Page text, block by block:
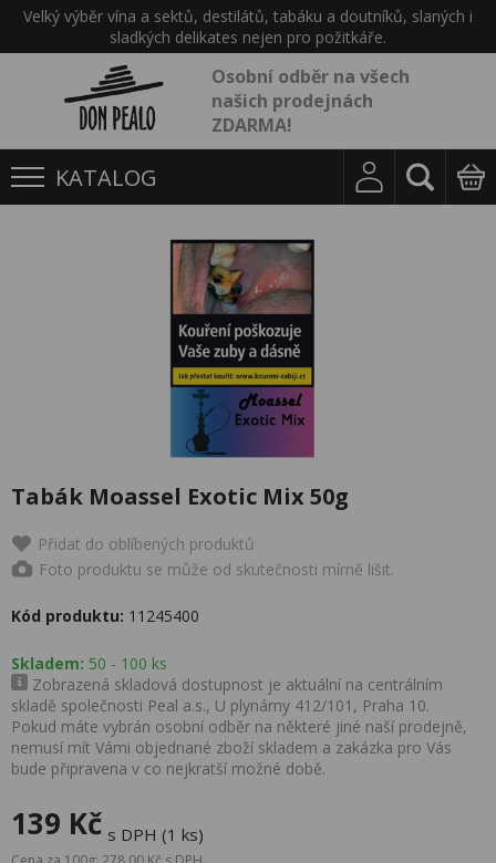
Velký výběr vína a sektů, destilátů, tabáku a doutníků, slaných i
sladkých delikates nejen pro požitkáře.
Osobní odběr na všech
našich prodejnách
ZDARMA!
KATALOG
Tabák Moassel Exotic Mix 50g
Přidat do oblíbených produktů
Foto produktu se může od skutečnosti mírně lišit.
Kód produktu: 11245400
Skladem: 50 - 100 ks
Zobrazená skladová dostupnost je aktuální na centrálním
skladě společnosti Peal a.s., U plynárny 412/101, Praha 10.
Pokud máte vybrán osobní odběr na některé jiné naší prodejně,
nemusí mít Vámi objednané zboží skladem a zakázka pro Vás
bude připravena v co nejkratší možné době.
139 Kč s DPH (1 ks)